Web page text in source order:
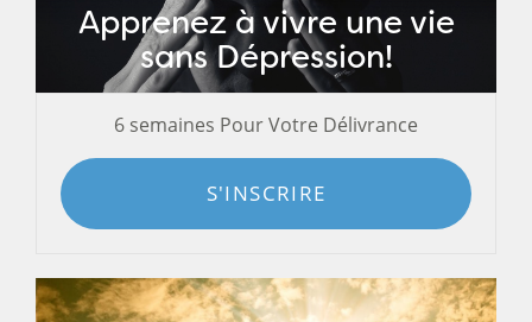
Apprenez à vivre une vie
sans Dépression!
6 semaines Pour Votre Délivrance
S'INSCRIRE